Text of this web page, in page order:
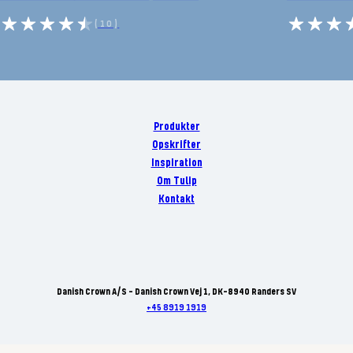
(10)
Produkter
Opskrifter
Inspiration
Om Tulip
Kontakt
Danish Crown A/S - Danish Crown Vej 1, DK-8940 Randers SV
+45 8919 1919